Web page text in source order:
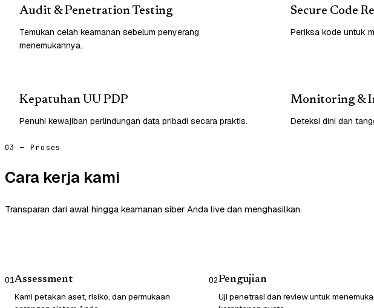
Audit & Penetration Testing
Temukan celah keamanan sebelum penyerang
menemukannya.
Secure Code
Periksa kode untuk
Kepatuhan UU PDP
Penuhi kewajiban perlindungan data pribadi secara praktis.
Monitoring &
Deteksi dini dan
03 — Proses
Cara kerja kami
Transparan dari awal hingga keamanan siber Anda live dan menghasilkan.
01Assessment
Kami petakan aset, risiko, dan permukaan
02Pengujian
Uji penetrasi dan review untuk